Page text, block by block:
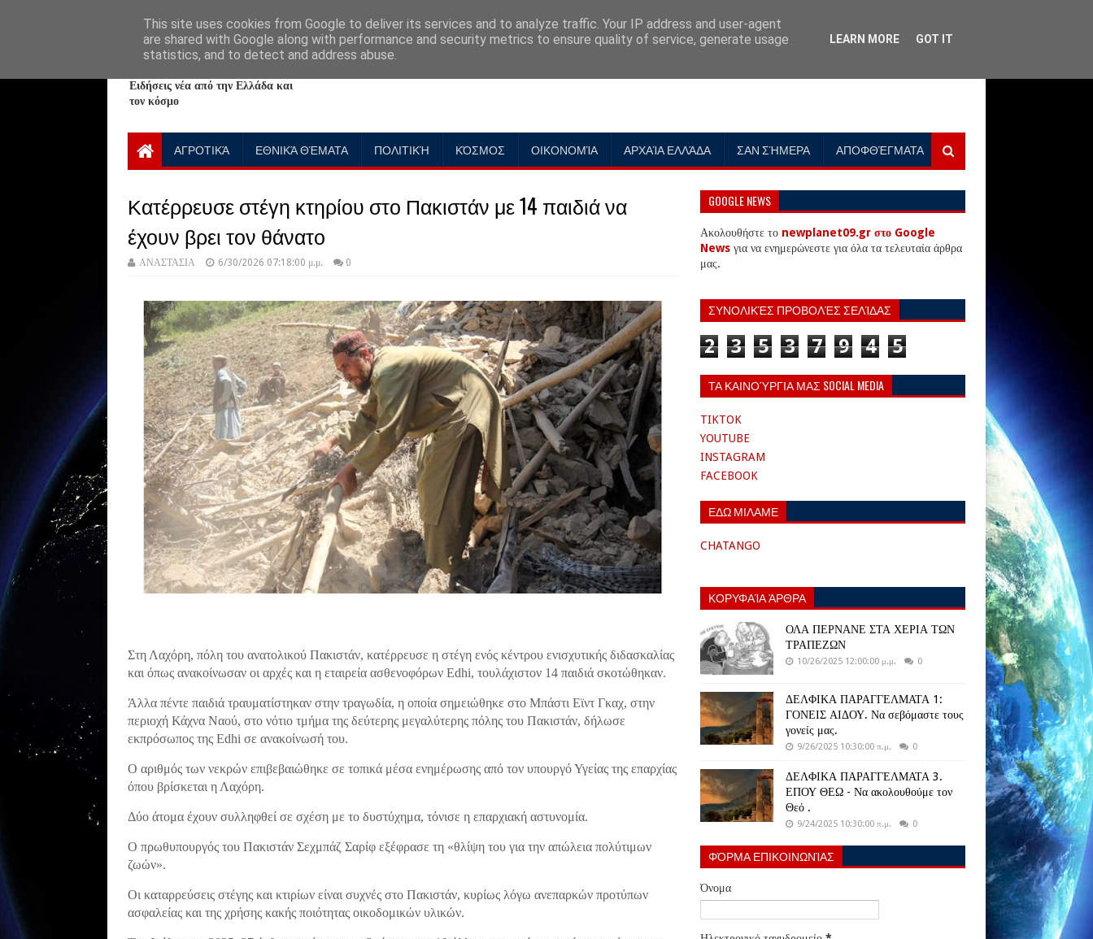
NewPlanet09
Ειδήσεις νέα από την Ελλάδα και
τον κόσμο
ΑΓΡΟΤΙΚΆ ΕΘΝΙΚΆ ΘΈΜΑΤΑ ΠΟΛΙΤΙΚΉ ΚΌΣΜΟΣ ΟΙΚΟΝΟΜΊΑ ΑΡΧΑΊΑ ΕΛΛΆΔΑ ΣΑΝ ΣΉΜΕΡΑ ΑΠΟΦΘΈΓΜΑΤΑ
Κατέρρευσε στέγη κτηρίου στο Πακιστάν με 14 παιδιά να
έχουν βρει τον θάνατο
ΑΝΑΣΤΑΣΙΑ 6/30/2026 07:18:00 μ.μ. 0
Στη Λαχόρη, πόλη του ανατολικού Πακιστάν, κατέρρευσε η στέγη ενός κέντρου ενισχυτικής διδασκαλίας
και όπως ανακοίνωσαν οι αρχές και η εταιρεία ασθενοφόρων Edhi, τουλάχιστον 14 παιδιά σκοτώθηκαν.
Άλλα πέντε παιδιά τραυματίστηκαν στην τραγωδία, η οποία σημειώθηκε στο Μπάστι Εϊντ Γκαχ, στην
περιοχή Κάχνα Ναού, στο νότιο τμήμα της δεύτερης μεγαλύτερης πόλης του Πακιστάν, δήλωσε
εκπρόσωπος της Edhi σε ανακοίνωσή του.
Ο αριθμός των νεκρών επιβεβαιώθηκε σε τοπικά μέσα ενημέρωσης από τον υπουργό Υγείας της επαρχίας
όπου βρίσκεται η Λαχόρη.
Δύο άτομα έχουν συλληφθεί σε σχέση με το δυστύχημα, τόνισε η επαρχιακή αστυνομία.
Ο πρωθυπουργός του Πακιστάν Σεχμπάζ Σαρίφ εξέφρασε τη «θλίψη του για την απώλεια πολύτιμων
ζωών».
Οι καταρρεύσεις στέγης και κτιρίων είναι συχνές στο Πακιστάν, κυρίως λόγω ανεπαρκών προτύπων
ασφαλείας και της χρήσης κακής ποιότητας οικοδομικών υλικών.
GOOGLE NEWS
Ακολουθήστε το newplanet09.gr στο Google
News για να ενημερώνεστε για όλα τα τελευταία άρθρα
μας.
ΣΥΝΟΛΙΚΈΣ ΠΡΟΒΟΛΈΣ ΣΕΛΊΔΑΣ
2 3 5 3 7 9 4 5
ΤΑ ΚΑΙΝΟΎΡΓΙΑ ΜΑΣ SOCIAL MEDIA
TIKTOK
YOUTUBE
INSTAGRAM
FACEBOOK
ΕΔΩ ΜΙΛΑΜΕ
CHATANGO
ΚΟΡΥΦΑΊΑ ΆΡΘΡΑ
ΟΛΑ ΠΕΡΝΑΝΕ ΣΤΑ ΧΕΡΙΑ ΤΩΝ
ΤΡΑΠΕΖΩΝ
10/26/2025 12:00:00 μ.μ. 0
ΔΕΛΦΙΚΑ ΠΑΡΑΓΓΕΛΜΑΤΑ 1:
ΓΟΝΕΙΣ ΑΙΔΟΥ. Να σεβόμαστε τους
γονείς μας.
9/26/2025 10:30:00 π.μ. 0
ΔΕΛΦΙΚΑ ΠΑΡΑΓΓΕΛΜΑΤΑ 3.
ΕΠΟΥ ΘΕΩ - Να ακολουθούμε τον
Θεό .
9/24/2025 10:30:00 π.μ. 0
ΦΌΡΜΑ ΕΠΙΚΟΙΝΩΝΊΑΣ
Όνομα
This site uses cookies from Google to deliver its services and to analyze traffic. Your IP address and user-agent
are shared with Google along with performance and security metrics to ensure quality of service, generate usage
statistics, and to detect and address abuse.
LEARN MORE GOT IT